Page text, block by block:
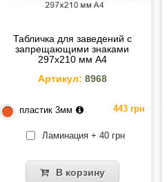
Табличка для заведений с
запрещающими знаками
297х210 мм А4
Артикул: 8968
пластик 3мм 443 грн
Ламинация + 40 грн
В корзину